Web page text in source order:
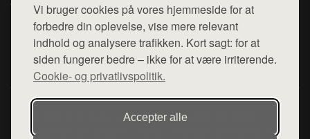
Vi bruger cookies på vores hjemmeside for at
forbedre din oplevelse, vise mere relevant
indhold og analysere trafikken. Kort sagt: for at
siden fungerer bedre – ikke for at være irriterende.
Cookie- og privatlivspolitik.
Accepter alle
Top Rabatter
Kontakt
Mail: hej@want.dk
Cookie- og privatlivspolitik
Denne side er en del af want.dk, der udgiver en række
hjemmesider med præsentation af forskellige produkter fra